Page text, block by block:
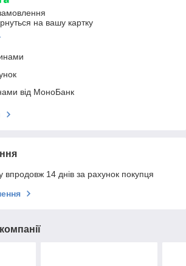
на вашу картку
від МоноБанк
впродовж 14 днів за рахунок покупця